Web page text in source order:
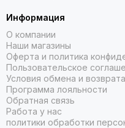
Информация
О компании
Наши магазины
Оферта и политика
Пользовательское
Условия обмена и возврата
Программа лояльности
Обратная связь
Работа у нас
политики обработки